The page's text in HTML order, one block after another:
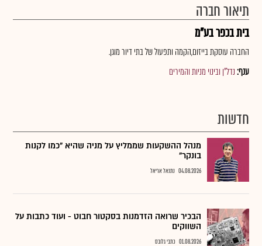
תיאור חברה
בית בכפר בע"מ
החברה עוסקת בייזום,הקמה ותפעול של בתי דיור מוגן.
ענף:נדל"ן ובינוי מניות והמירים
חדשות
מנהל ההשקעות שממליץ על מניה שהיא "כמו לקנות
בונקר"
04.08.2026 נתנאל אריאל
הבכיר שרואה הזדמנות בסקטור חבוט - ועוד כתבות על
השווקים
01.08.2026 כתבי גלובס